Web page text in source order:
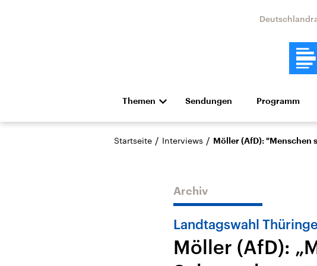
Themen
Die Nachrichten Politik Wirtschaft
Hörspiel und Feature Musik
Landtagswahl Sachsen-
USA
Aktuelle Beiträge,
Sendungen Programm
Startseite / Interviews / Möller (AfD):
Archiv
Landtagswahl
Möller (AfD):